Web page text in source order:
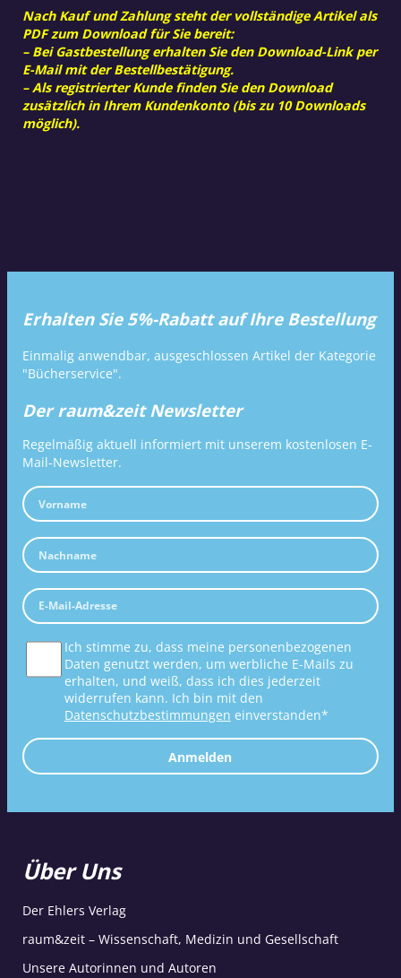
Nach Kauf und Zahlung steht der vollständige Artikel als
PDF zum Download für Sie bereit:
– Bei Gastbestellung erhalten Sie den Download-Link per
E-Mail mit der Bestellbestätigung.
– Als registrierter Kunde finden Sie den Download
zusätzlich in Ihrem Kundenkonto (bis zu 10 Downloads
möglich).
Erhalten Sie 5%-Rabatt auf Ihre Bestellung
Einmalig anwendbar, ausgeschlossen Artikel der Kategorie
"Bücherservice".
Der raum&zeit Newsletter
Regelmäßig aktuell informiert mit unserem kostenlosen E-
Mail-Newsletter.
Ich stimme zu, dass meine personenbezogenen
Daten genutzt werden, um werbliche E-Mails zu
erhalten, und weiß, dass ich dies jederzeit
widerrufen kann. Ich bin mit den
Datenschutzbestimmungen einverstanden*
Anmelden
Über Uns
Der Ehlers Verlag
raum&zeit – Wissenschaft, Medizin und Gesellschaft
Unsere Autorinnen und Autoren